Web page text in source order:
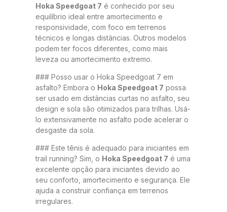
Hoka Speedgoat 7 é conhecido por seu
equilíbrio ideal entre amortecimento e
responsividade, com foco em terrenos
técnicos e longas distâncias. Outros modelos
podem ter focos diferentes, como mais
leveza ou amortecimento extremo.
### Posso usar o Hoka Speedgoat 7 em
asfalto? Embora o Hoka Speedgoat 7 possa
ser usado em distâncias curtas no asfalto, seu
design e sola são otimizados para trilhas. Usá-
lo extensivamente no asfalto pode acelerar o
desgaste da sola.
### Este tênis é adequado para iniciantes em
trail running? Sim, o Hoka Speedgoat 7 é uma
excelente opção para iniciantes devido ao
seu conforto, amortecimento e segurança. Ele
ajuda a construir confiança em terrenos
irregulares.